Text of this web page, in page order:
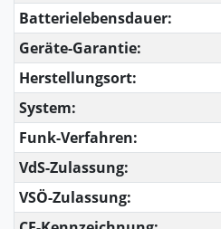
Batterielebensdauer:
Geräte-Garantie:
Herstellungsort:
System:
Funk-Verfahren:
VdS-Zulassung:
VSÖ-Zulassung: